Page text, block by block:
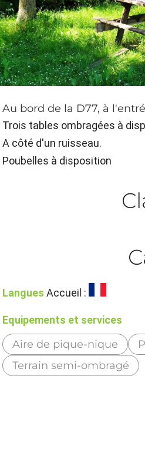
Au bord de la D77, à
Trois tables ombragées à
A côté d'un ruisseau.
Poubelles à disposition
Langues Accueil :
Equipements et services
Aire de pique-nique
Terrain semi-ombragé